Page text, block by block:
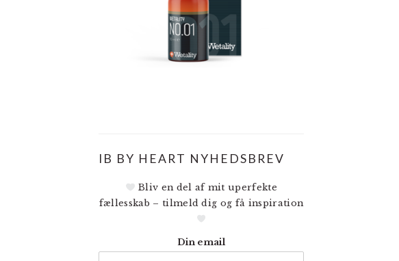
IB BY HEART NYHEDSBREV
Bliv en del af mit uperfekte
fællesskab – tilmeld dig og få inspiration
Din email